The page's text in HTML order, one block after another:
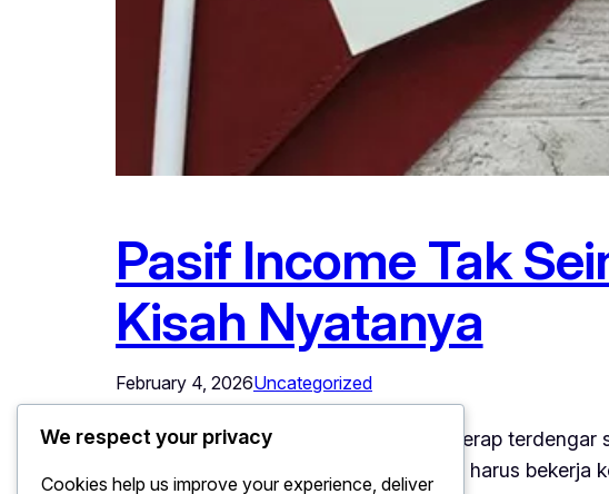
Pasif Income Tak
Kisah Nyatanya
February 4, 2026Uncategorized
Pasif Income – Konsep pasif income kerap terdengar
menjanjikan uang terus mengalir tanpa harus
We respect your privacy
Cookies help us improve your experience, deliver